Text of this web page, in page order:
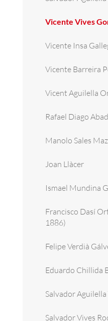
Vicente Vives
Vicente Insa
Vicente Barreira
Vicent Aguilella
Rafael Diago Abad
Manolo Sales
Joan Llàcer
Ismael Mundina
Francisco Dasí
1886)
Felipe Verdià
Eduardo Chillida
Salvador
Salvador Vives